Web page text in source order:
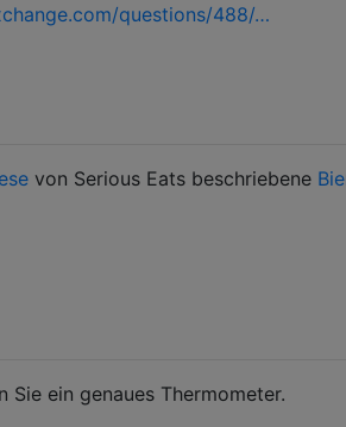
questions/488/…
von Serious Eats beschriebene
Sie ein genaues Thermometer.